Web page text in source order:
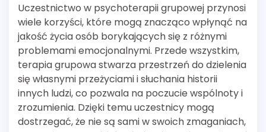
Uczestnictwo w psychoterapii grupowej przynosi
wiele korzyści, które mogą znacząco wpłynąć na
jakość życia osób borykających się z różnymi
problemami emocjonalnymi. Przede wszystkim,
terapia grupowa stwarza przestrzeń do dzielenia
się własnymi przeżyciami i słuchania historii
innych ludzi, co pozwala na poczucie wspólnoty i
zrozumienia. Dzięki temu uczestnicy mogą
dostrzegać, że nie są sami w swoich zmaganiach,